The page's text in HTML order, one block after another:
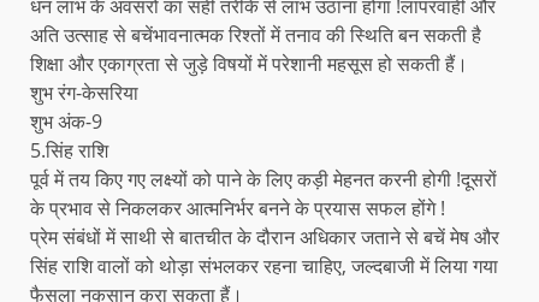
धन लाभ के अवसरों का सही तरीके से लाभ उठाना होगा !लापरवाही और
अति उत्साह से बचेंभावनात्मक रिश्तों में तनाव की स्थिति बन सकती है
शिक्षा और एकाग्रता से जुड़े विषयों में परेशानी महसूस हो सकती हैं।
शुभ रंग-केसरिया
शुभ अंक-9
5.सिंह राशि
पूर्व में तय किए गए लक्ष्यों को पाने के लिए कड़ी मेहनत करनी होगी !दूसरों
के प्रभाव से निकलकर आत्मनिर्भर बनने के प्रयास सफल होंगे !
प्रेम संबंधों में साथी से बातचीत के दौरान अधिकार जताने से बचें मेष और
सिंह राशि वालों को थोड़ा संभलकर रहना चाहिए, जल्दबाजी में लिया गया
फैसला नुकसान करा सकता हैं।